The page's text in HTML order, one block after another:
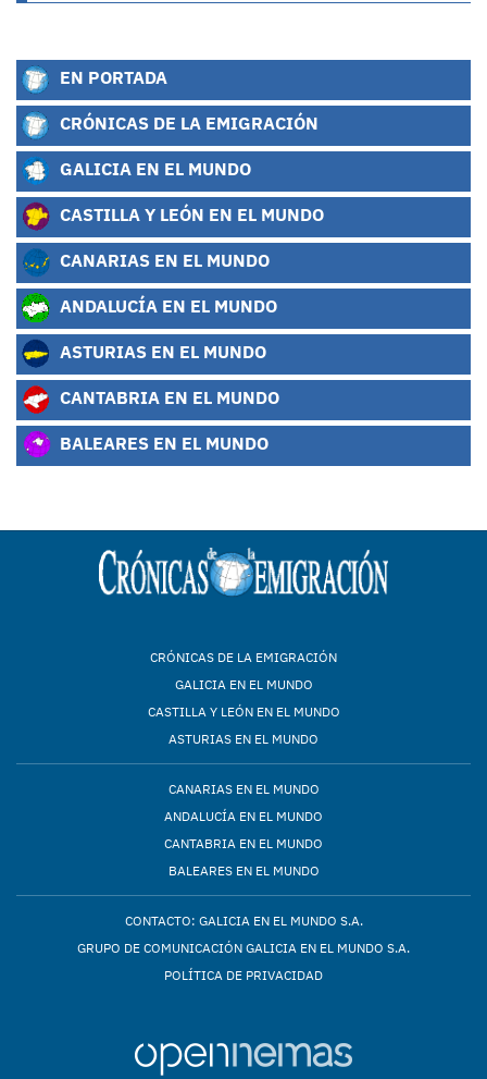
EN PORTADA
CRÓNICAS DE LA EMIGRACIÓN
GALICIA EN EL MUNDO
CASTILLA Y LEÓN EN EL MUNDO
CANARIAS EN EL MUNDO
ANDALUCÍA EN EL MUNDO
ASTURIAS EN EL MUNDO
CANTABRIA EN EL MUNDO
BALEARES EN EL MUNDO
CRÓNICAS DE LA EMIGRACIÓN
GALICIA EN EL MUNDO
CASTILLA Y LEÓN EN EL MUNDO
ASTURIAS EN EL MUNDO
CANARIAS EN EL MUNDO
ANDALUCÍA EN EL MUNDO
CANTABRIA EN EL MUNDO
BALEARES EN EL MUNDO
CONTACTO: GALICIA EN EL MUNDO S.A.
GRUPO DE COMUNICACIÓN GALICIA EN EL MUNDO S.A.
POLÍTICA DE PRIVACIDAD